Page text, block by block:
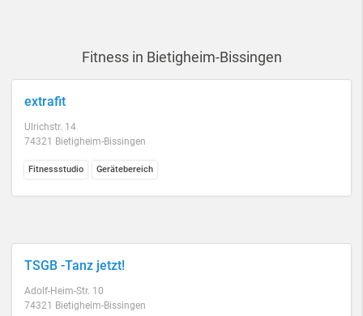
Fitness in Bietigheim-Bissingen
extrafit
Ulrichstr. 14
74321 Bietigheim-Bissingen
Fitnessstudio Gerätebereich
TSGB -Tanz jetzt!
Adolf-Heim-Str. 10
74321 Bietigheim-Bissingen